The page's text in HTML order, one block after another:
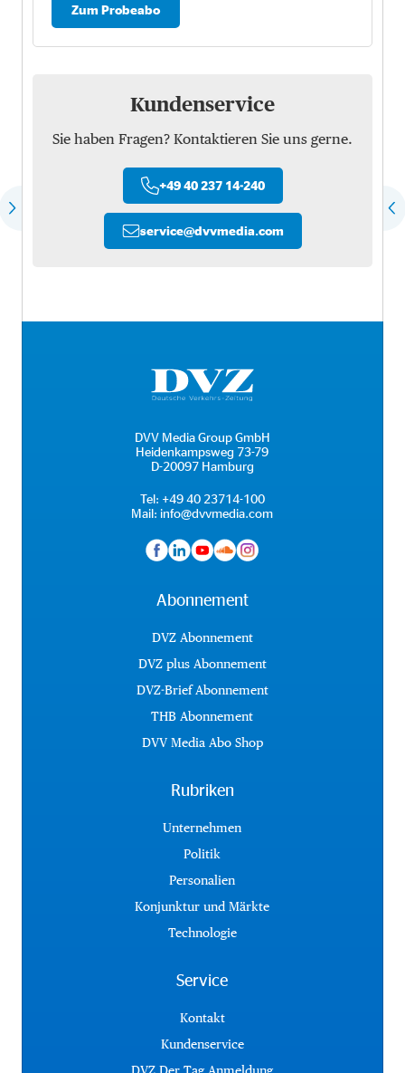
Zum Probeabo
Kundenservice
Sie haben Fragen? Kontaktieren Sie uns gerne.
+49 40 237 14-240
service@dvvmedia.com
DVV Media Group GmbH
Heidenkampsweg 73-79
D-20097 Hamburg
Tel: +49 40 23714-100
Mail: info@dvvmedia.com
Abonnement
DVZ Abonnement
DVZ plus Abonnement
DVZ-Brief Abonnement
THB Abonnement
DVV Media Abo Shop
Rubriken
Unternehmen
Politik
Personalien
Konjunktur und Märkte
Technologie
Service
Kontakt
Kundenservice